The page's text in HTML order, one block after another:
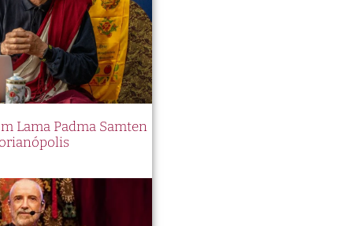
Lama Padma Samten